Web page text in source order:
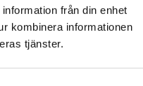
från din enhet
kombinera informationen
tjänster.